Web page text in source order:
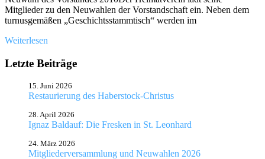
Mitglieder zu den Neuwahlen der Vorstandschaft ein. Neben dem
turnusgemäßen „Geschichtsstammtisch“ werden im
Weiterlesen
Letzte Beiträge
Restaurierung des Haberstock-Christus
15. Juni 2026
Ignaz Baldauf: Die Fresken in St. Leonhard
28. April 2026
Mitgliederversammlung und Neuwahlen 2026
24. März 2026